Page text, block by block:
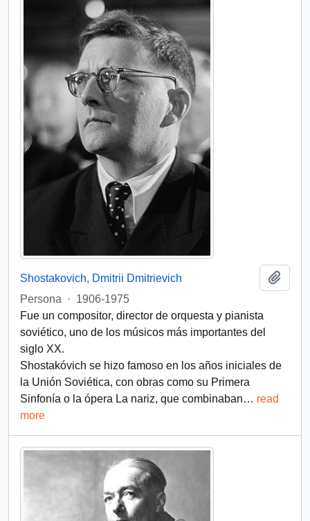
Shostakovich, Dmitrii Dmitrievich
Persona
· 1906-1975
Fue un compositor, director de orquesta y pianista
soviético, uno de los músicos más importantes del
siglo XX.
Shostakóvich se hizo famoso en los años iniciales de
la Unión Soviética, con obras como su Primera
Sinfonía o la ópera La nariz, que combinaban… read
more